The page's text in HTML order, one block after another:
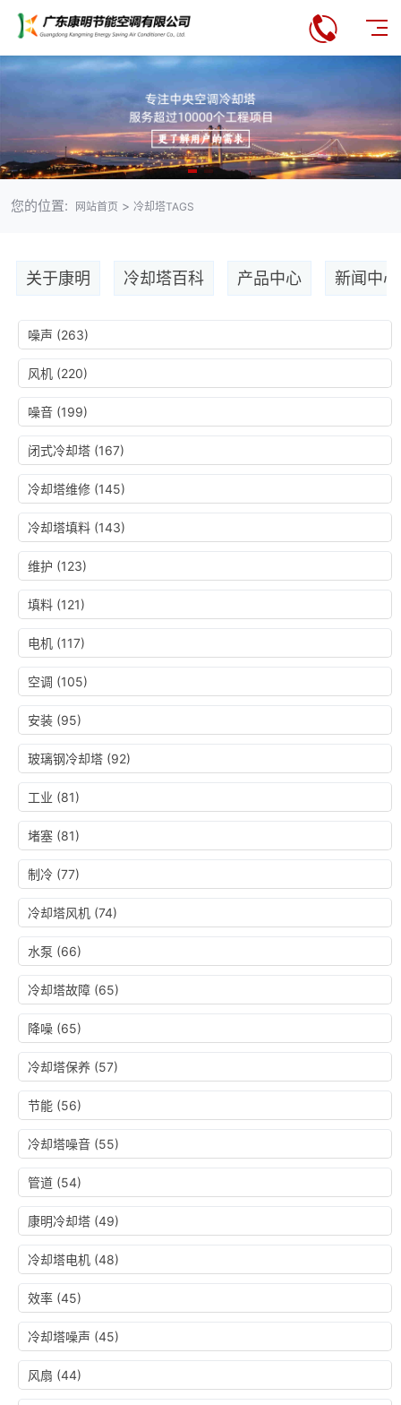
您的位置: 网站首页 > 冷却塔TAGS
关于康明 冷却塔百科 产品中心 新闻中心
噪声 (263)
风机 (220)
噪音 (199)
闭式冷却塔 (167)
冷却塔维修 (145)
冷却塔填料 (143)
维护 (123)
填料 (121)
电机 (117)
空调 (105)
安装 (95)
玻璃钢冷却塔 (92)
工业 (81)
堵塞 (81)
制冷 (77)
冷却塔风机 (74)
水泵 (66)
冷却塔故障 (65)
降噪 (65)
冷却塔保养 (57)
节能 (56)
冷却塔噪音 (55)
管道 (54)
康明冷却塔 (49)
冷却塔电机 (48)
效率 (45)
冷却塔噪声 (45)
风扇 (44)